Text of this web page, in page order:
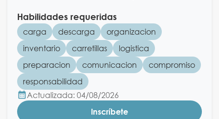
Habilidades requeridas
carga descarga
organizacion
inventario
carretillas
logistica
preparacion
comunicacion
compromiso
responsabilidad
Actualizada: 04/08/2026
Inscríbete